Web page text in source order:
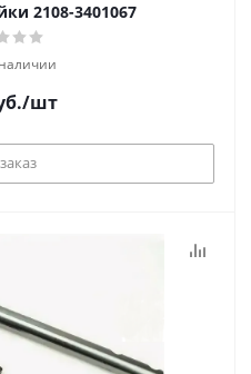
2108-3401067
/шт